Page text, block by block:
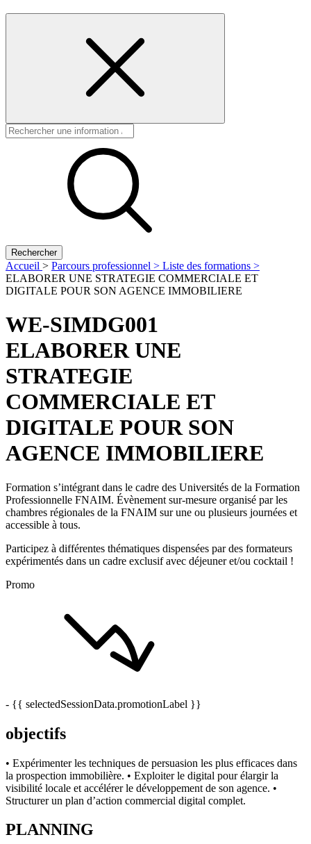
Rechercher
Accueil > Parcours professionnel > Liste des formations >
ELABORER UNE STRATEGIE COMMERCIALE ET
DIGITALE POUR SON AGENCE IMMOBILIERE
WE-SIMDG001
ELABORER UNE
STRATEGIE
COMMERCIALE ET
DIGITALE POUR SON
AGENCE IMMOBILIERE
Formation s’intégrant dans le cadre des Universités de la Formation
Professionnelle FNAIM. Évènement sur-mesure organisé par les
chambres régionales de la FNAIM sur une ou plusieurs journées et
accessible à tous.
Participez à différentes thématiques dispensées par des formateurs
expérimentés dans un cadre exclusif avec déjeuner et/ou cocktail !
Promo
- {{ selectedSessionData.promotionLabel }}
objectifs
• Expérimenter les techniques de persuasion les plus efficaces dans
la prospection immobilière. • Exploiter le digital pour élargir la
visibilité locale et accélérer le développement de son agence. •
Structurer un plan d’action commercial digital complet.
PLANNING